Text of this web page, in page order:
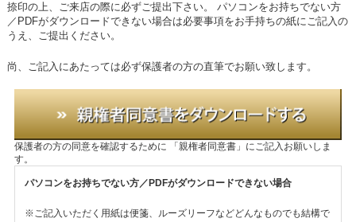
捺印の上、ご来店の際に必ずご提出下さい。
パソコンをお持ちでない方
／PDFがダウンロードできない場合は必要事項をお手持ちの紙にご記入の
うえ、ご提出ください。
尚、ご記入にあたっては必ず保護者の方の直筆でお願い致します。
保護者の方の同意を確認するために 「親権者同意書」にご記入お願いしま
す。
パソコンをお持ちでない方／PDFがダウンロードできない場合
※ご記入いただく用紙は便箋、ルーズリーフなどどんなものでも結構で